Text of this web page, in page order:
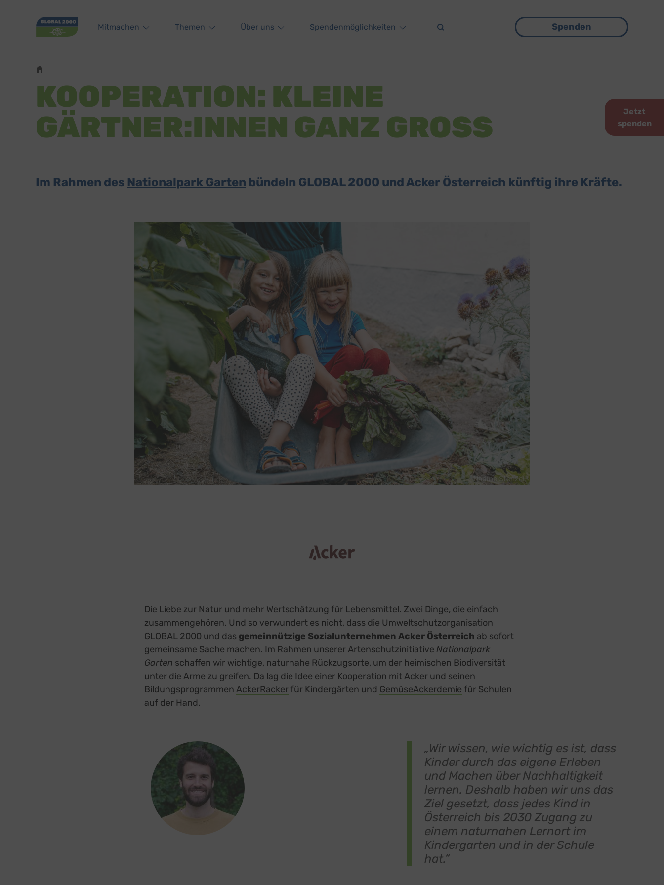
Mitmachen Themen Über uns Spendenmöglichkeiten Spenden
Jetzt
spenden
KOOPERATION: KLEINE
GÄRTNER:INNEN GANZ GROSS
Im Rahmen des Nationalpark Garten bündeln GLOBAL 2000 und Acker Österreich künftig ihre Kräfte.
Nadine Stenzel
Die Liebe zur Natur und mehr Wertschätzung für Lebensmittel. Zwei Dinge, die einfach
zusammengehören. Und so verwundert es nicht, dass die Umweltschutzorganisation
GLOBAL 2000 und das gemeinnützige Sozialunternehmen Acker Österreich ab sofort
gemeinsame Sache machen. Im Rahmen unserer Artenschutzinitiative Nationalpark
Garten schaffen wir wichtige, naturnahe Rückzugsorte, um der heimischen Biodiversität
unter die Arme zu greifen. Da lag die Idee einer Kooperation mit Acker und seinen
Bildungsprogrammen AckerRackerexternal link, opens in a new tab
für Kindergärten und GemüseAckerdemie external link, opens in a new tab
für Schulen
auf der Hand.
„Wir wissen, wie wichtig es ist, dass
Kinder durch das eigene Erleben
und Machen über Nachhaltigkeit
lernen. Deshalb haben wir uns das
Ziel gesetzt, dass jedes Kind in
Österreich bis 2030 Zugang zu
einem naturnahen Lernort im
Kindergarten und in der Schule
hat.“